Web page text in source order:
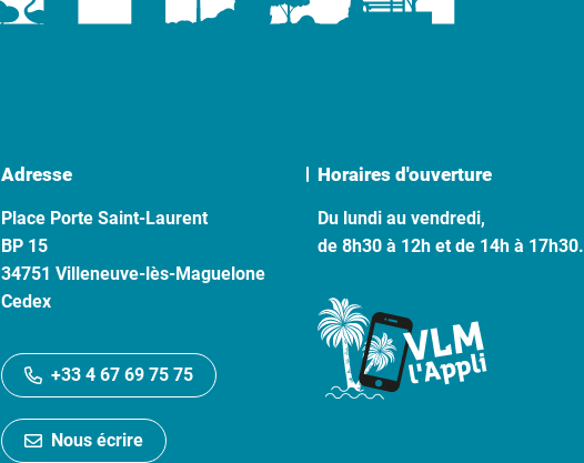
Adresse
Place Porte Saint-Laurent
BP 15
34751 Villeneuve-lès-Maguelone
Cedex
+33 4 67 69 75 75
Nous écrire
Horaires d'ouverture
Du lundi au vendredi,
de 8h30 à 12h et de 14h à 17h30.